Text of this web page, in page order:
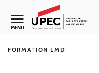
Aller au contenu
Navigation secondaire
MENU
FORMATION LMD